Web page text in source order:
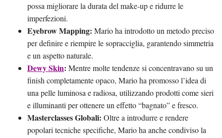
possa migliorare la durata del make-up e ridurre le
imperfezioni.
Eyebrow Mapping: Mario ha introdotto un metodo preciso
per definire e riempire le sopracciglia, garantendo simmetria
e un aspetto naturale.
Dewy Skin: Mentre molte tendenze si concentravano su un
finish completamente opaco, Mario ha promosso l’idea di
una pelle luminosa e radiosa, utilizzando prodotti come sieri
e illuminanti per ottenere un effetto “bagnato” e fresco.
Masterclasses Globali: Oltre a introdurre e rendere
popolari tecniche specifiche, Mario ha anche condiviso la